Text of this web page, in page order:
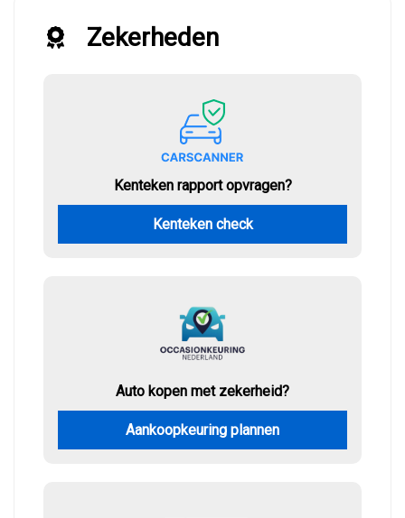
Zekerheden
Kenteken rapport opvragen?
Kenteken check
Auto kopen met zekerheid?
Aankoopkeuring plannen